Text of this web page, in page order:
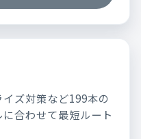
ズ対策など199本の
合わせて最短ルート